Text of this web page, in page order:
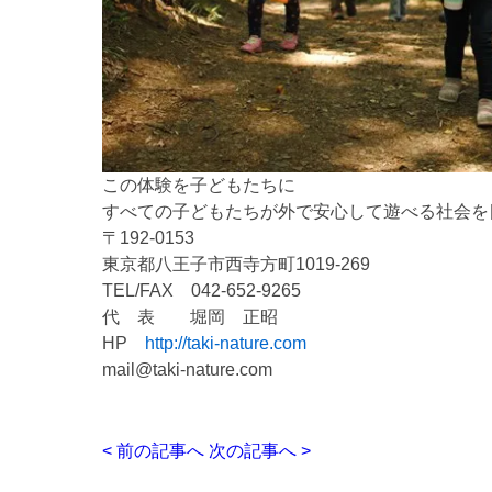
この体験を子どもたちに
すべての子どもたちが外で安心して遊べる社会
〒192-0153
東京都八王子市西寺方町1019-269
TEL/FAX 042-652-9265
代 表 堀岡 正昭
HP
http://taki-nature.com
mail@taki-nature.com
< 前の記事へ 次の記事へ >